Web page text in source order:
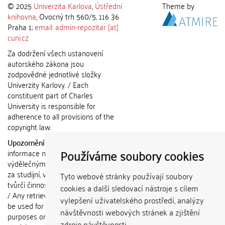
Používáme soubory cookies
Tyto webové stránky používají soubory
cookies a další sledovací nástroje s cílem
vylepšení uživatelského prostředí, analýzy
návštěvnosti webových stránek a zjištění
© 2025 Univerzita Karlova,Ústřední
knihovna, Ovocný trh 560/5, 116 36
Praha 1;email: admin-repozitar [at]
cuni.cz
Za dodržení všech ustanovení
autorského zákona jsou
zodpovědné jednotlivé složky
Univerzity Karlovy. / Each
constituent part of Charles
University is responsible for
adherence to all provisions of the
copyright law.
Upozornění / Notice:
informace nemohou být použity k
výdělečným účelům nebo vydávány
za studijní, vědeckou nebo jinou
tvůrčí činnost jiné osoby než autora.
/ Any retrieved information shall not
be used for any commercial
purposes or claimed as results of
Theme by